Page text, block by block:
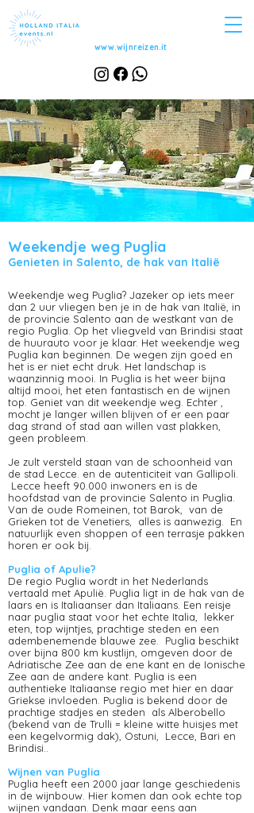
www.wijnreizen.it
Weekendje weg Puglia
Genieten in Salento, de hak van Italië
Weekendje weg Puglia? Jazeker op iets meer
dan 2 uur vliegen ben je in de hak van Italië, in
de provincie Salento aan de westkant van de
regio Puglia. Op het vliegveld van Brindisi staat
de huurauto voor je klaar. Het weekendje weg
Puglia kan beginnen. De wegen zijn goed en
het is er niet echt druk. Het landschap is
waanzinnig mooi. In Puglia is het weer bijna
altijd mooi, het eten fantastisch en de wijnen
top. Geniet van dit weekendje weg. Echter ,
mocht je langer willen blijven of er een paar
dag strand of stad aan willen vast plakken,
geen probleem.
Je zult versteld staan van de schoonheid van
de stad Lecce. en de autenticiteit van Gallipoli.
Lecce heeft 90.000 inwoners en is de
hoofdstad van de provincie Salento in Puglia.
Van de oude Romeinen, tot Barok, van de
Grieken tot de Venetiers, alles is aanwezig. En
natuurlijk even shoppen of een terrasje pakken
horen er ook bij.
Puglia of Apulie?
De regio Puglia wordt in het Nederlands
vertaald met Apulië. Puglia ligt in de hak van de
laars en is Italiaanser dan Italiaans. Een reisje
naar puglia staat voor het echte Italia, lekker
eten, top wijntjes, prachtige steden en een
adembenemende blauwe zee. Puglia beschikt
over bijna 800 km kustlijn, omgeven door de
Adriatische Zee aan de ene kant en de Ionische
Zee aan de andere kant. Puglia is een
authentieke Italiaanse regio met hier en daar
Griekse invloeden. Puglia is bekend door de
prachtige stadjes en steden als Alberobello
(bekend van de Trulli = kleine witte huisjes met
een kegelvormig dak), Ostuni, Lecce, Bari en
Brindisi..
Wijnen van Puglia
Puglia heeft een 2000 jaar lange geschiedenis
in de wijnbouw. Hier komen dan ook echte top
wijnen vandaan. Denk maar eens aan